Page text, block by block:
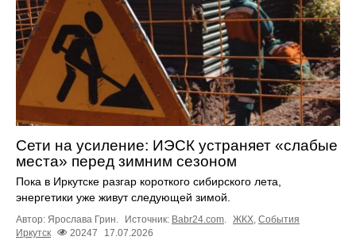
Сети на усиление: ИЭСК устраняет «слабые
места» перед зимним сезоном
Пока в Иркутске разгар короткого сибирского лета,
энергетики уже живут следующей зимой.
Автор: Ярослава Грин. Источник: Babr24.com ЖКХ События
Иркутск
20247 17.07.2026